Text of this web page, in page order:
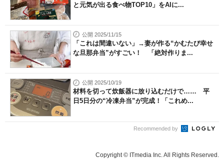
と元気が出る食べ物TOP10」をAIに...
公開 2025/11/15
「これは間違いない」→妻が作る“かむたび幸せ
な旦那弁当”がすごい！ 「絶対作りま...
公開 2025/10/19
材料を切って炊飯器に放り込むだけで…… 平
日5日分の“冷凍弁当”が完成！「これめ...
Recommended by
Copyright © ITmedia Inc. All Rights Reserved.